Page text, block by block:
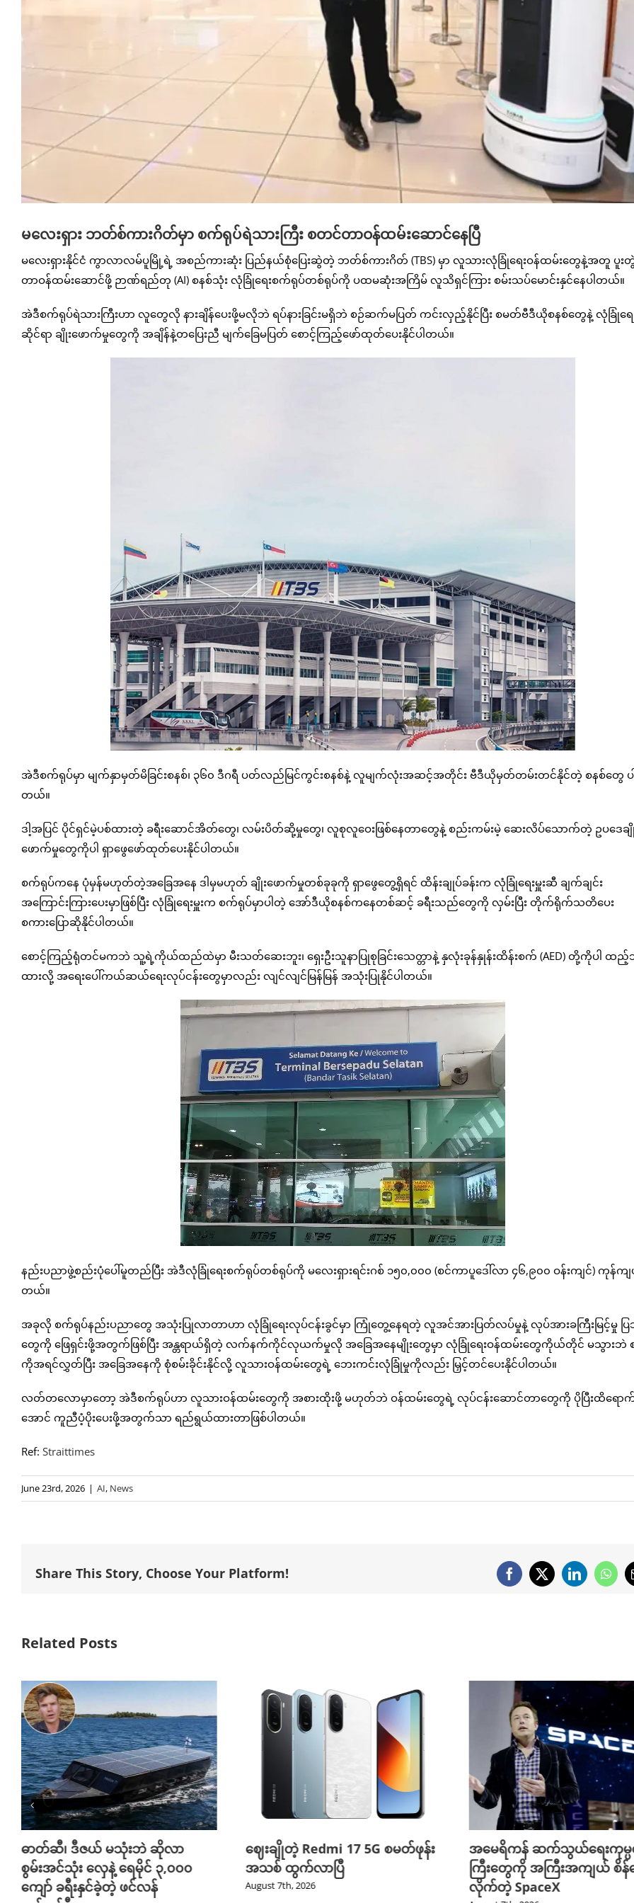
မလေးရှား ဘတ်စ်ကားဂိတ်မှာ စက်ရုပ်ရဲသားကြီး စတင်တာဝန်ထမ်းဆောင်နေပြီ
မလေးရှားနိုင်ငံ ကွာလာလမ်ပူမြို့ရဲ့ အစည်ကားဆုံး ပြည်နယ်စုံပြေးဆွဲတဲ့ ဘတ်စ်ကားဂိတ် (TBS) မှာ လူသားလုံခြုံရေးဝန်ထမ်းတွေနဲ့အတူ ပူး
တာဝန်ထမ်းဆောင်ဖို့ ဉာဏ်ရည်တု (AI) စနစ်သုံး လုံခြုံရေးစက်ရုပ်တစ်ရုပ်ကို ပထမဆုံးအကြိမ် လူသိရှင်ကြား စမ်းသပ်မောင်းနှင်နေပါတယ်။
အဲဒီစက်ရုပ်ရဲသားကြီးဟာ လူတွေလို နားချိန်ပေးဖို့မလိုဘဲ ရပ်နားခြင်းမရှိဘဲ စဉ်ဆက်မပြတ် ကင်းလှည့်နိုင်ပြီး စမတ်ဗီဒီယိုစနစ်တွေနဲ့ လုံခြုံရေ
ဆိုင်ရာ ချိုးဖောက်မှုတွေကို အချိန်နဲ့တပြေးညီ မျက်ခြေမပြတ် စောင့်ကြည့်ဖော်ထုတ်ပေးနိုင်ပါတယ်။
အဲဒီစက်ရုပ်မှာ မျက်နှာမှတ်မိခြင်းစနစ်၊ ၃၆၀ ဒီဂရီ ပတ်လည်မြင်ကွင်းစနစ်နဲ့ လူမျက်လုံးအဆင့်အတိုင်း ဗီဒီယိုမှတ်တမ်းတင်နိုင်တဲ့ စနစ်တွေ ပါ
တယ်။
ဒါ့အပြင် ပိုင်ရှင်မဲ့ပစ်ထားတဲ့ ခရီးဆောင်အိတ်တွေ၊ လမ်းပိတ်ဆို့မှုတွေ၊ လူစုလူဝေးဖြစ်နေတာတွေနဲ့ စည်းကမ်းမဲ့ ဆေးလိပ်သောက်တဲ့ ဥပဒေချို
ဖောက်မှုတွေကိုပါ ရှာဖွေဖော်ထုတ်ပေးနိုင်ပါတယ်။
စက်ရုပ်ကနေ ပုံမှန်မဟုတ်တဲ့အခြေအနေ ဒါမှမဟုတ် ချိုးဖောက်မှုတစ်ခုခုကို ရှာဖွေတွေ့ရှိရင် ထိန်းချုပ်ခန်းက လုံခြုံရေးမှူးဆီ ချက်ချင်း
အကြောင်းကြားပေးမှာဖြစ်ပြီး လုံခြုံရေးမှူးက စက်ရုပ်မှာပါတဲ့ အော်ဒီယိုစနစ်ကနေတစ်ဆင့် ခရီးသည်တွေကို လှမ်းပြီး တိုက်ရိုက်သတိပေး
စကားပြောဆိုနိုင်ပါတယ်။
စောင့်ကြည့်ရုံတင်မကဘဲ သူ့ရဲ့ကိုယ်ထည်ထဲမှာ မီးသတ်ဆေးဘူး၊ ရှေးဦးသူနာပြုစုခြင်းသေတ္တာနဲ့ နှလုံးခုန်နှုန်းထိန်းစက် (AED) တို့ကိုပါ ထည့်
ထားလို့ အရေးပေါ်ကယ်ဆယ်ရေးလုပ်ငန်းတွေမှာလည်း လျင်လျင်မြန်မြန် အသုံးပြုနိုင်ပါတယ်။
နည်းပညာဖွဲ့စည်းပုံပေါ်မူတည်ပြီး အဲဒီလုံခြုံရေးစက်ရုပ်တစ်ရုပ်ကို မလေးရှားရင်းဂစ် ၁၅၀,၀၀၀ (စင်ကာပူဒေါ်လာ ၄၆,၉၀၀ ဝန်းကျင်) ကုန်ကျ
တယ်။
အခုလို စက်ရုပ်နည်းပညာတွေ အသုံးပြုလာတာဟာ လုံခြုံရေးလုပ်ငန်းခွင်မှာ ကြုံတွေ့နေရတဲ့ လူအင်အားပြတ်လပ်မှုနဲ့ လုပ်အားခကြီးမြင့်မှု ပ
တွေကို ဖြေရှင်းဖို့အတွက်ဖြစ်ပြီး အန္တရာယ်ရှိတဲ့ လက်နက်ကိုင်လုယက်မှုလို အခြေအနေမျိုးတွေမှာ လုံခြုံရေးဝန်ထမ်းတွေကိုယ်တိုင် မသွားဘဲ
ကိုအရင်လွှတ်ပြီး အခြေအနေကို စုံစမ်းခိုင်းနိုင်လို့ လူသားဝန်ထမ်းတွေရဲ့ ဘေးကင်းလုံခြုံမှုကိုလည်း မြှင့်တင်ပေးနိုင်ပါတယ်။
လတ်တလောမှာတော့ အဲဒီစက်ရုပ်ဟာ လူသားဝန်ထမ်းတွေကို အစားထိုးဖို့ မဟုတ်ဘဲ ဝန်ထမ်းတွေရဲ့ လုပ်ငန်းဆောင်တာတွေကို ပိုပြီးထိရော
အောင် ကူညီပံ့ပိုးပေးဖို့အတွက်သာ ရည်ရွယ်ထားတာဖြစ်ပါတယ်။
Ref: Straittimes
June 23rd, 2026 | AI, News
Share This Story, Choose Your Platform! Facebook
X LinkedIn
Related Posts
ဓာတ်ဆီ၊ ဒီဇယ် မသုံးဘဲ ဆိုလာ
စွမ်းအင်သုံး လှေနဲ့ ရေမိုင် ၃,၀၀၀
ကျော် ခရီးနှင်ခဲ့တဲ့ ဖင်လန်
ဈေးချိုတဲ့ Redmi 17 5G စမတ်ဖုန်း
အသစ် ထွက်လာပြီ
August 7th, 2026
အမေရိကန် ဆက်သွယ်ရေးကုမ္
ကြီးတွေကို အကြီးအကျယ် စိန်
လိုက်တဲ့ SpaceX